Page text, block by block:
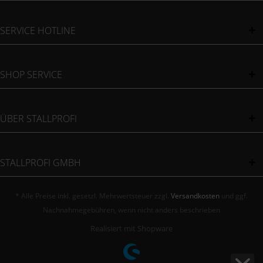
SERVICE HOTLINE
SHOP SERVICE
ÜBER STALLPROFI
STALLPROFI GMBH
* Alle Preise inkl. gesetzl. Mehrwertsteuer zzgl. Versandkosten und ggf.
Nachnahmegebühren, wenn nicht anders beschrieben
Realisiert mit Shopware